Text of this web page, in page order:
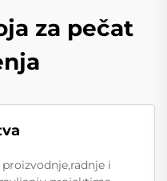
za pečat
i